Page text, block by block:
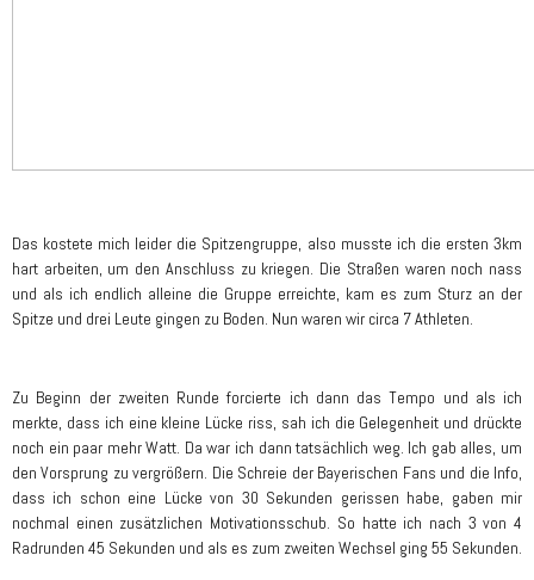
Das kostete mich leider die Spitzengruppe, also musste ich die ersten 3km
hart arbeiten, um den Anschluss zu kriegen. Die Straßen waren noch nass
und als ich endlich alleine die Gruppe erreichte, kam es zum Sturz an der
Spitze und drei Leute gingen zu Boden. Nun waren wir circa 7 Athleten.
Zu Beginn der zweiten Runde forcierte ich dann das Tempo und als ich
merkte, dass ich eine kleine Lücke riss, sah ich die Gelegenheit und drückte
noch ein paar mehr Watt. Da war ich dann tatsächlich weg. Ich gab alles, um
den Vorsprung zu vergrößern. Die Schreie der Bayerischen Fans und die Info,
dass ich schon eine Lücke von 30 Sekunden gerissen habe, gaben mir
nochmal einen zusätzlichen Motivationsschub. So hatte ich nach 3 von 4
Radrunden 45 Sekunden und als es zum zweiten Wechsel ging 55 Sekunden.